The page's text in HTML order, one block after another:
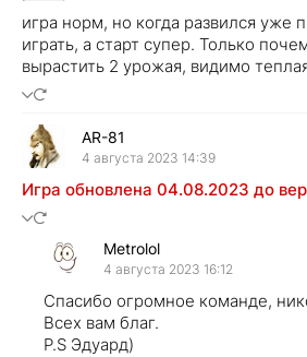
игра норм, но когда развился уже
играть, а старт супер. Только
вырастить 2 урожая, видимо
AR-81
4 августа 2023 14:39
Игра обновлена 04.08.2023 до
Metrolol
4 августа 2023 16:12
Спасибо огромное команде,
Всех вам благ.
P.S Эдуард)